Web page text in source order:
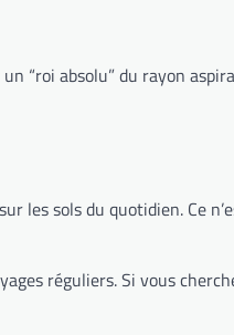
“roi absolu” du rayon
les sols du quotidien. Ce
réguliers. Si vous